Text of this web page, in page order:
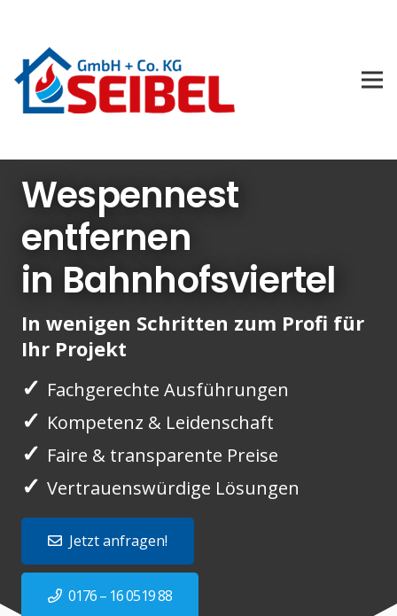
Wespennest
entfernen
in Bahnhofsviertel
In wenigen Schritten zum Profi für
Ihr Projekt
✓ Fachgerechte Ausführungen
✓ Kompetenz & Leidenschaft
✓ Faire & transparente Preise
✓ Vertrauenswürdige Lösungen
Jetzt anfragen!
0176 – 16 0519 88